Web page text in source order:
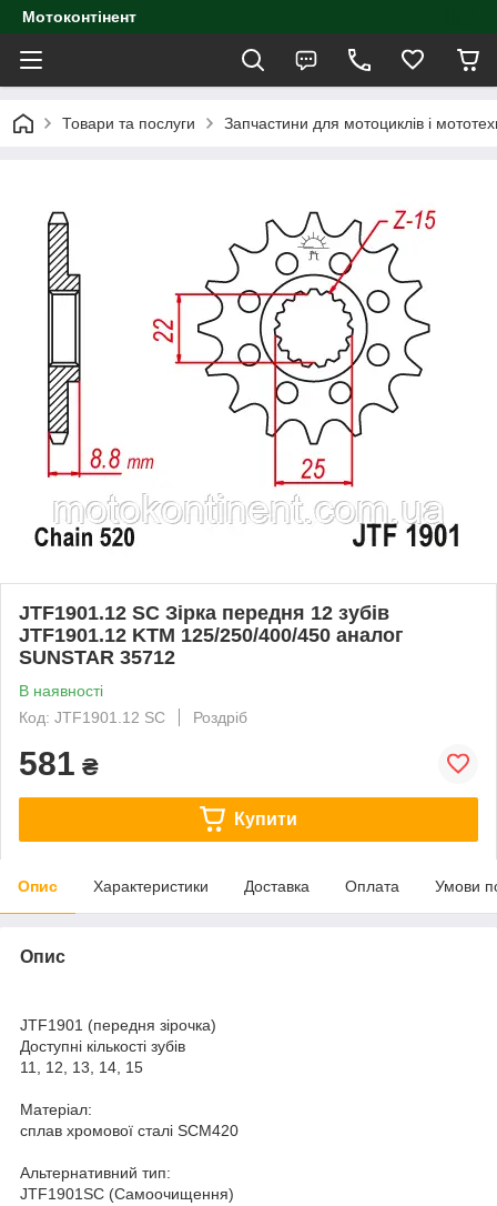
Мотоконтінент
Товари та послуги Запчастини для мотоциклів і
JTF1901.12 SC Зірка передня 12 зубів
JTF1901.12 KTM 125/250/400/450 аналог
SUNSTAR 35712
В наявності
Код: JTF1901.12 SC
Роздріб
581 ₴
Купити
Опис Характеристики Доставка Оплата Умови
Опис
JTF1901 (передня зірочка)
Доступні кількості зубів
11, 12, 13, 14, 15
Матеріал:
сплав хромової сталі SCM420
Альтернативний тип:
JTF1901SC (Самоочищення)